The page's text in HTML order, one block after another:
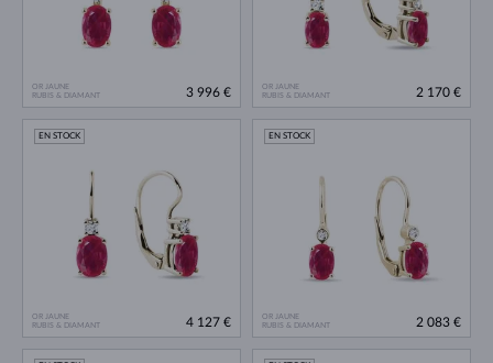
OR JAUNE
RUBIS & DIAMANT
3 996 €
OR JAUNE
RUBIS & DIAMANT
2 170 €
OR JAUNE
RUBIS & DIAMANT
EN STOCK
4 127 €
OR JAUNE
RUBIS & DIAMANT
EN STOCK
2 083 €